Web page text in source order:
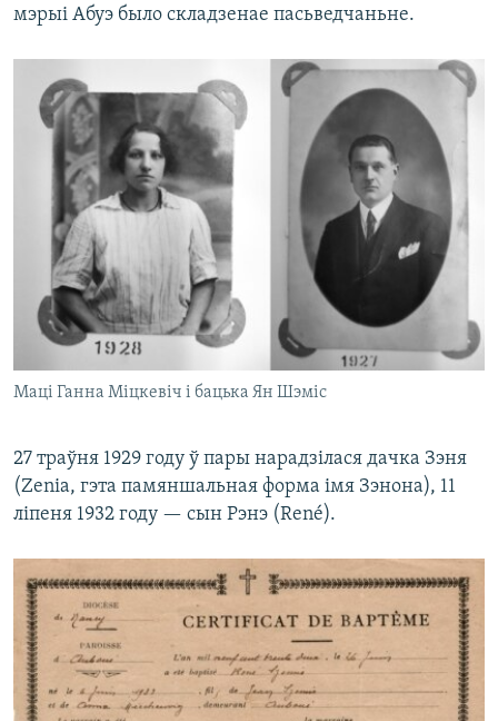
мэрыі Абуэ было складзенае пасьведчаньне.
Маці Ганна Міцкевіч і бацька Ян Шэміс
27 траўня 1929 году ў пары нарадзілася дачка Зэня
(Zenia, гэта памяншальная форма імя Зэнона), 11
ліпеня 1932 году — сын Рэнэ (René).